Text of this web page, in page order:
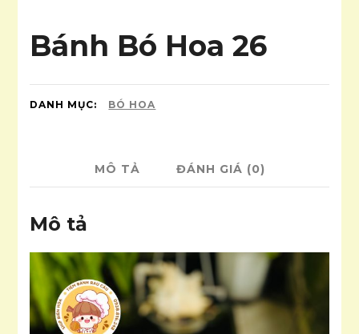
Bánh Bó Hoa 26
DANH MỤC: BÓ HOA
MÔ TẢ ĐÁNH GIÁ (0)
Mô tả